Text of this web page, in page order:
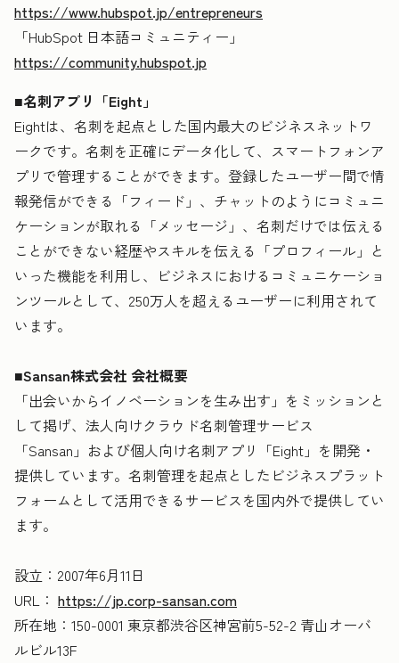
https://www.hubspot.jp/entrepreneurs
「HubSpot 日本語コミュニティー」
https://community.hubspot.jp
■名刺アプリ「Eight」
Eightは、名刺を起点とした国内最大のビジネスネットワ
ークです。名刺を正確にデータ化して、スマートフォンア
プリで管理することができます。登録したユーザー間で情
報発信ができる「フィード」、チャットのようにコミュニ
ケーションが取れる「メッセージ」、名刺だけでは伝える
ことができない経歴やスキルを伝える「プロフィール」と
いった機能を利用し、ビジネスにおけるコミュニケーショ
ンツールとして、250万人を超えるユーザーに利用されて
います。
■Sansan株式会社 会社概要
「出会いからイノベーションを生み出す」をミッションと
して掲げ、法人向けクラウド名刺管理サービス
「Sansan」および個人向け名刺アプリ「Eight」を開発・
提供しています。名刺管理を起点としたビジネスプラット
フォームとして活用できるサービスを国内外で提供してい
ます。
設立：2007年6月11日
URL： https://jp.corp-sansan.com
所在地：150-0001 東京都渋谷区神宮前5-52-2 青山オーバ
ルビル13F